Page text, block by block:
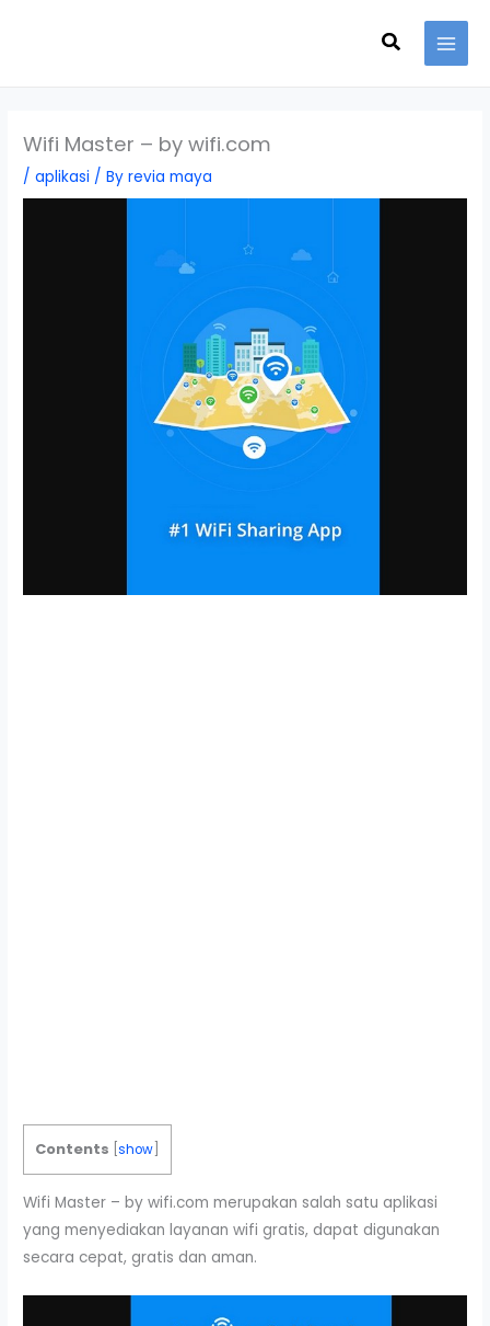
Search
Wifi Master – by wifi.com
/aplikasi / Byrevia maya
Contents [show
Wifi Master – by wifi.com merupakan salah satu aplikasi
yang menyediakan layanan wifi gratis, dapat digunakan
secara cepat, gratis dan aman.